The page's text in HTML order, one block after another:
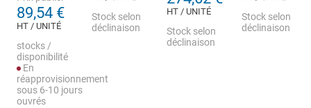
89,54 €
HT / UNITÉ
stocks /
disponibilité
En
réapprovisionnement
sous 6-10 jours
ouvrés
Stock selon
déclinaison
HT / UNITÉ
Stock selon
déclinaison
Stock selon
déclinaison